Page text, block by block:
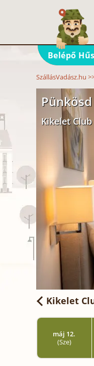
Belépő
SzállásVadász.hu
Kikelet
Kikelet
máj 12.
(Sze)